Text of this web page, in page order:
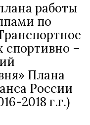
работы
по
спортивно –
Плана
России
2018 г.г.)